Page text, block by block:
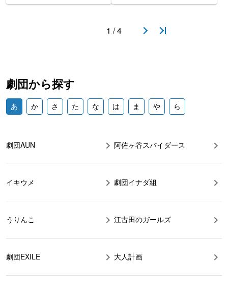
1 / 4
劇団から探す
あ か さ た な は ま や ら
劇団AUN 阿佐ヶ谷スパイダース
イキウメ 劇団イナダ組
うりんこ 江古田のガールズ
劇団EXILE 大人計画